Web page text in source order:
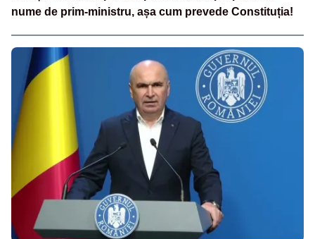
nume de prim-ministru, așa cum prevede Constituția!